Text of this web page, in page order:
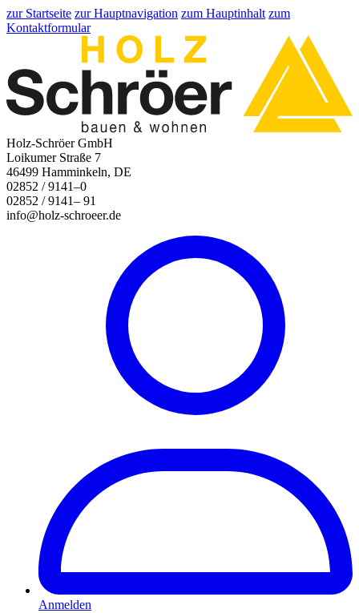
zur Startseite zur Hauptnavigation zum Hauptinhalt zum
Kontaktformular
Holz-Schröer GmbH
Loikumer Straße 7
46499 Hamminkeln, DE
02852 / 9141–0
02852 / 9141– 91
info@holz-schroeer.de
Anmelden